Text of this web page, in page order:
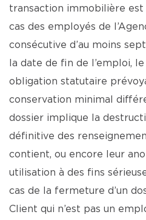
transaction immobilière est
cas des employés de
consécutive d’au moins
la date de fin de l’emploi,
obligation statutaire
conservation minimal
dossier implique la
définitive des
contient, ou encore leur
utilisation à des fins
cas de la fermeture d’un
Client qui n’est pas un